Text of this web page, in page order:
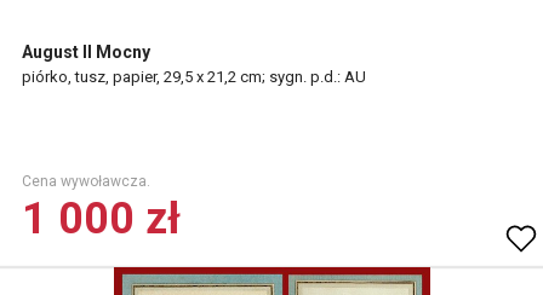
August II Mocny
piórko, tusz, papier, 29,5 x 21,2 cm; sygn. p.d.: AU
Cena wywoławcza.
1 000 zł